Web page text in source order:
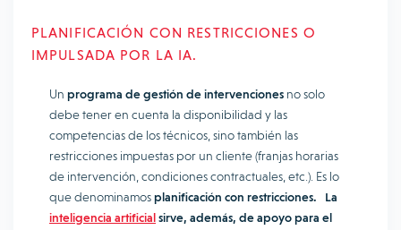
PLANIFICACIÓN CON RESTRICCIONES O
IMPULSADA POR LA IA.
Un programa de gestión de intervenciones no solo
debe tener en cuenta la disponibilidad y las
competencias de los técnicos, sino también las
restricciones impuestas por un cliente (franjas horarias
de intervención, condiciones contractuales, etc.). Es lo
que denominamosplanificación con restricciones.
La
inteligencia artificialsirve, además, de apoyo para el